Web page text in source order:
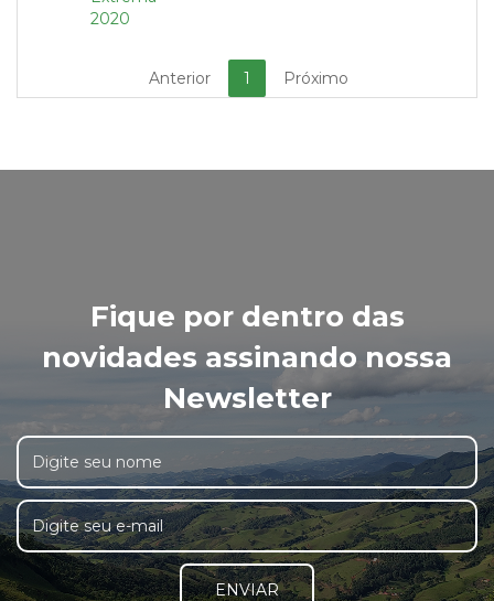
2020
Anterior 1 Próximo
Fique por dentro das
novidades assinando nossa
Newsletter
ENVIAR